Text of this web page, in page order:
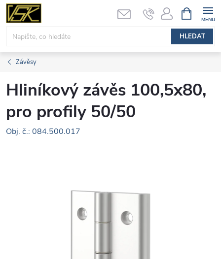
Přejít
obsah
HLEDAT
NÁKUPNÍ
KOŠÍK
Závěsy
Hliníkový závěs 100,5x80,
pro profily 50/50
Obj. č.: 084.500.017